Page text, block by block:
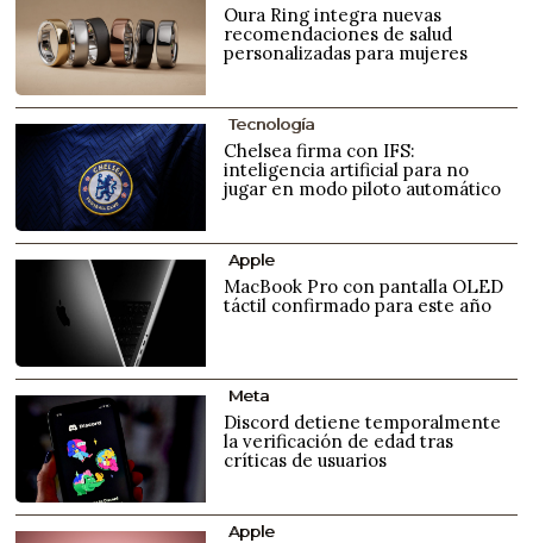
Oura Ring integra nuevas
recomendaciones de salud
personalizadas para mujeres
Tecnología
Chelsea firma con IFS:
inteligencia artificial para no
jugar en modo piloto automático
Apple
MacBook Pro con pantalla OLED
táctil confirmado para este año
Meta
Discord detiene temporalmente
la verificación de edad tras
críticas de usuarios
Apple